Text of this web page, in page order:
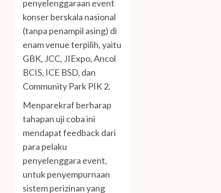
penyelenggaraan event
konser berskala nasional
(tanpa penampil asing) di
enam venue terpilih, yaitu
GBK, JCC, JIExpo, Ancol
BCIS, ICE BSD, dan
Community Park PIK 2.
Menparekraf berharap
tahapan uji coba ini
mendapat feedback dari
para pelaku
penyelenggara event,
untuk penyempurnaan
sistem perizinan yang